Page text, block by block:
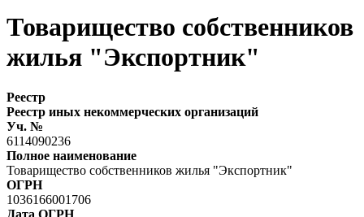
Товарищество собственников
жилья "Экспортник"
Реестр
Реестр иных некоммерческих организаций
Уч. №
6114090236
Полное наименование
Товарищество собственников жилья "Экспортник"
ОГРН
1036166001706
Дата ОГРН